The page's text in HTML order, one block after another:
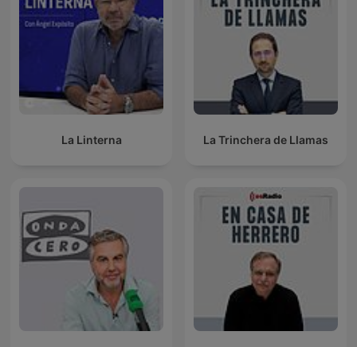
La Linterna La Trinchera de Llamas